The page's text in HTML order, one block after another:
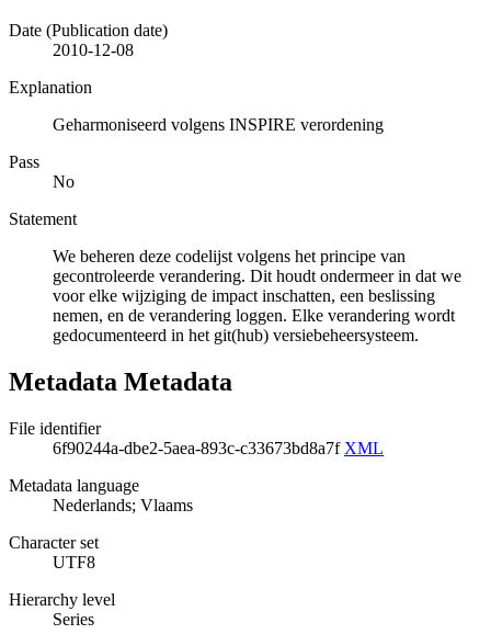
Date (Publication date)
2010-12-08
Explanation
Geharmoniseerd volgens INSPIRE verordening
Pass
No
Statement
We beheren deze codelijst volgens het principe van
gecontroleerde verandering. Dit houdt ondermeer in dat we
voor elke wijziging de impact inschatten, een beslissing
nemen, en de verandering loggen. Elke verandering wordt
gedocumenteerd in het git(hub) versiebeheersysteem.
Metadata Metadata
File identifier
6f90244a-dbe2-5aea-893c-c33673bd8a7f XML
Metadata language
Nederlands; Vlaams
Character set
UTF8
Hierarchy level
Series